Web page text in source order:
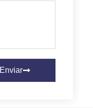
Enviar